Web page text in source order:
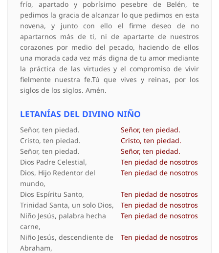
frío, apartado y pobrísimo pesebre de Belén, te
pedimos la gracia de alcanzar lo que pedimos en esta
novena, y junto con ello el firme deseo de no
apartarnos más de ti, ni de apartarte de nuestros
corazones por medio del pecado, haciendo de ellos
una morada cada vez más digna de tu amor mediante
la práctica de las virtudes y el compromiso de vivir
fielmente nuestra fe.Tú que vives y reinas, por los
siglos de los siglos. Amén.
LETANÍAS DEL DIVINO NIÑO
Señor, ten piedad.
Señor, ten piedad.
Cristo, ten piedad.
Cristo, ten piedad.
Señor, ten piedad.
Señor, ten piedad.
Dios Padre Celestial,
Ten piedad de nosotros
Dios, Hijo Redentor del
mundo,
Ten piedad de nosotros
Dios Espíritu Santo,
Ten piedad de nosotros
Trinidad Santa, un solo Dios,
Ten piedad de nosotros
Niño Jesús, palabra hecha
carne,
Ten piedad de nosotros
Niño Jesús, descendiente de
Abraham,
Ten piedad de nosotros